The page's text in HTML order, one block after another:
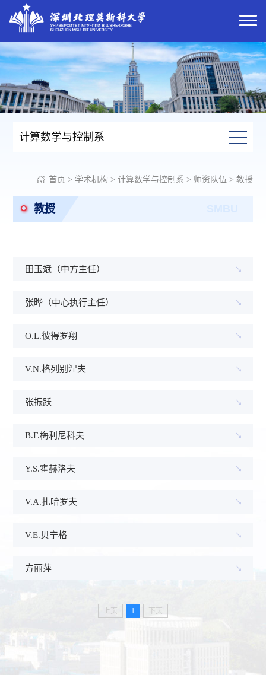
计算数学与控制系
首页 > 学术机构 > 计算数学与控制系 > 师资队伍 > 教授
教授
田玉斌（中方主任）
张晔（中心执行主任）
O.L.彼得罗翔
V.N.格列别涅夫
张振跃
B.F.梅利尼科夫
Y.S.霍赫洛夫
V.A.扎哈罗夫
V.E.贝宁格
方丽萍
上页 1 下页